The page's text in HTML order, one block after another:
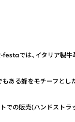
festaでは、イタリア製
ある蜂をモチーフとし
の販売(ハンドストラ